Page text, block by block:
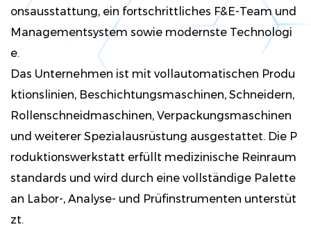
onsausstattung, ein fortschrittliches F&E-Team und
Managementsystem sowie modernste Technologi
e.
Das Unternehmen ist mit vollautomatischen Produ
ktionslinien, Beschichtungsmaschinen, Schneidern,
Rollenschneidmaschinen, Verpackungsmaschinen
und weiterer Spezialausrüstung ausgestattet. Die P
roduktionswerkstatt erfüllt medizinische Reinraum
standards und wird durch eine vollständige Palette
an Labor-, Analyse- und Prüfinstrumenten unterstüt
zt.